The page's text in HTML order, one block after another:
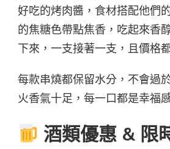
好吃的烤肉醬，食材搭配他們
的焦糖色帶點焦香，吃起來香
下來，一支接著一支，且價格
每款串燒都保留水分，不會過
火香氣十足，每一口都是幸福
酒類優惠 & 限